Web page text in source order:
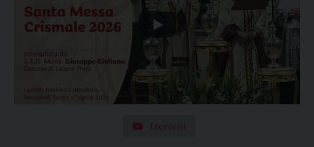
Iscriviti